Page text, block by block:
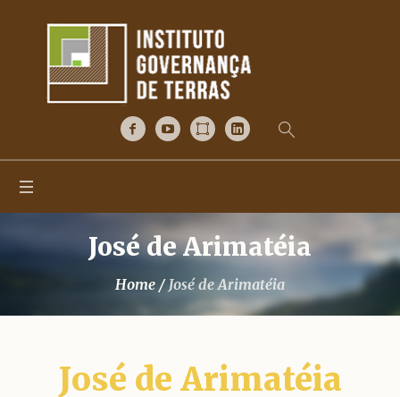
José de Arimatéia
Home / José de Arimatéia
José de Arimatéia